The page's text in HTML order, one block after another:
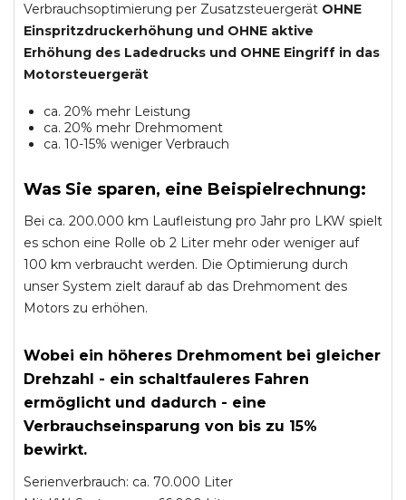
Verbrauchsoptimierung per Zusatzsteuergerät OHNE
Einspritzdruckerhöhung und OHNE aktive
Erhöhung des Ladedrucks und OHNE Eingriff in das
Motorsteuergerät
ca. 20% mehr Leistung
ca. 20% mehr Drehmoment
ca. 10-15% weniger Verbrauch
Was Sie sparen, eine Beispielrechnung:
Bei ca. 200.000 km Laufleistung pro Jahr pro LKW spielt
es schon eine Rolle ob 2 Liter mehr oder weniger auf
100 km verbraucht werden. Die Optimierung durch
unser System zielt darauf ab das Drehmoment des
Motors zu erhöhen.
Wobei ein höheres Drehmoment bei gleicher
Drehzahl - ein schaltfauleres Fahren
ermöglicht und dadurch - eine
Verbrauchseinsparung von bis zu 15%
bewirkt.
Serienverbrauch: ca. 70.000 Liter